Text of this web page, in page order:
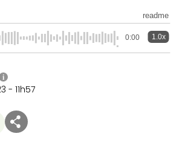
readme
0:00 1.0x
i
- 11h57